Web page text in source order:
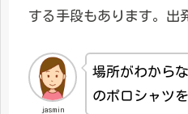
する手段もあります。出
jasmin
場所がわから
のポロシャツ